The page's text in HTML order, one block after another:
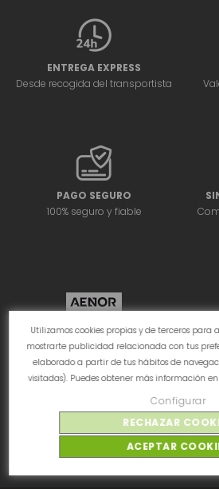
Utilizamos cookies propias y de terceros para
mostrarte publicidad relacionada con tus
elaborado a partir de tus hábitos de
visitadas). Puedes obtener más información
Configurar
RECHAZAR
ACEPTAR
ENTREGA EXPRESS
Desde recogida del transportista
PAGO SEGURO
100% seguro y fiable